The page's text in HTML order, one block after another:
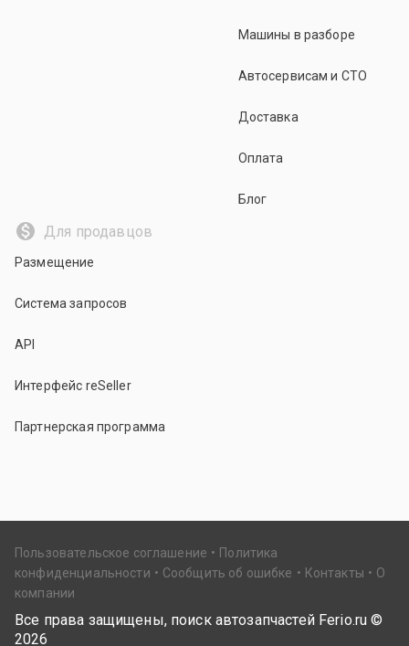
Машины в разборе
Автосервисам и СТО
Доставка
Оплата
Блог
Для продавцов
Размещение
Система запросов
API
Интерфейс reSeller
Партнерская программа
Пользовательское соглашение
Политика
конфиденциальности
Сообщить об ошибке Контакты
О
компании
Все права защищены, поиск автозапчастей Ferio.ru ©
2026